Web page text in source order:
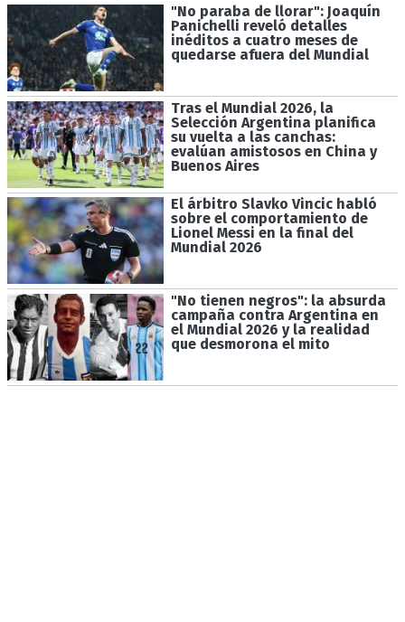
"No paraba de llorar": Joaquín
Panichelli reveló detalles
inéditos a cuatro meses de
quedarse afuera del Mundial
Tras el Mundial 2026, la
Selección Argentina planifica
su vuelta a las canchas:
evalúan amistosos en China y
Buenos Aires
El árbitro Slavko Vincic habló
sobre el comportamiento de
Lionel Messi en la final del
Mundial 2026
"No tienen negros": la absurda
campaña contra Argentina en
el Mundial 2026 y la realidad
que desmorona el mito